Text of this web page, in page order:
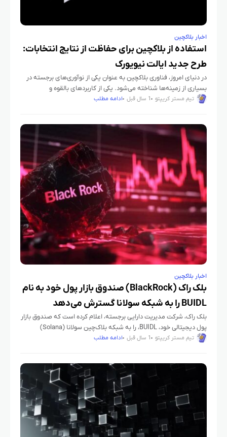
اخبار بلاکچین
استفاده از بلاکچین برای حفاظت از نتایج انتخابات:
طرح جدید ایالت نیویورک
در دنیای امروز، فناوری بلاکچین به عنوان یکی از نوآوری‌های برجسته در
بسیاری از زمینه‌ها شناخته می‌شود. یکی از کاربردهای بالقوه و
هیجان‌انگیز این فناوری، استفاده از آن در سیستم‌های
تیم مستر کریپتو 1 سال قبل ادامه مطلب
اخبار بلاکچین
بلک‌ راک (BlackRock) صندوق بازار پول خود به نام
BUIDL را به شبکه سولانا گسترش می‌دهد​
بلک‌ راک، شرکت مدیریت دارایی برجسته، اعلام کرده است که صندوق بازار
پول دیجیتالی خود، BUIDL، را به شبکه بلاک‌چین سولانا (Solana)
گسترش داده است. این اقدام پس از همکاری
تیم مستر کریپتو 1 سال قبل ادامه مطلب